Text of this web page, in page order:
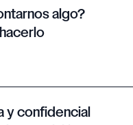
algo?
y confidencial